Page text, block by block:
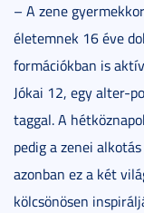
– A zene
életemnek 16 éve
formációkban is
Jókai 12, egy alter-
taggal. A
pedig a zenei
azonban ez a két
kölcsönösen